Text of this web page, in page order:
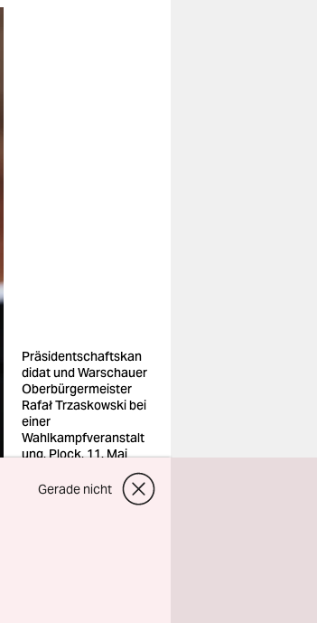
Präsidentschaftskan
didat und Warschauer
Oberbürgermeister
Rafał Trzaskowski bei
einer
Wahlkampfveranstalt
ung, Plock, 11. Mai
Foto: Kacper
Gerade nicht